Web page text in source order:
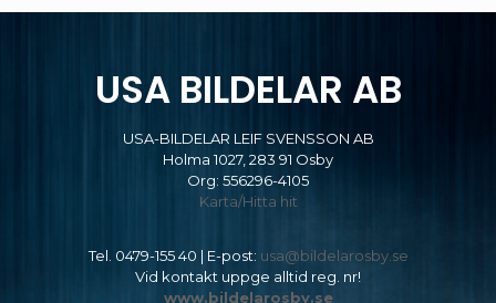
USA BILDELAR AB
USA-BILDELAR LEIF SVENSSON AB
Holma 1027, 283 91 Osby
Org: 556296-4105
Karta/Hitta hit
Tel. 0479-155 40 | E-post: usa@bildelarosby.se
Vid kontakt uppge alltid reg. nr!
www.bildelarosby.se